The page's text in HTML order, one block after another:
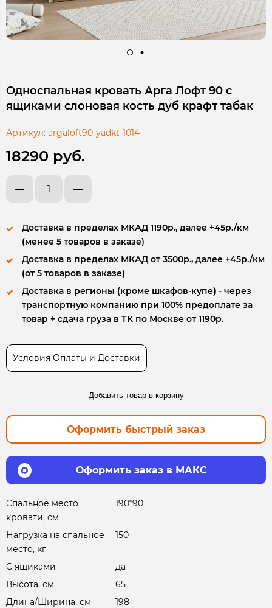
Односпальная кровать Арга Лофт 90 с
ящиками слоновая кость дуб крафт табак
Артикул: argaloft90-yadkt-1014
18290 руб.
Доставка в пределах МКАД 1190р., далее +45р./км
(менее 5 товаров в заказе)
Доставка в пределах МКАД от 3500р., далее +45р./км
(от 5 товаров в заказе)
Доставка в регионы (кроме шкафов-купе) - через
транспортную компанию при 100% предоплате за
товар + сдача груза в ТК по Москве от 1190р.
Условия Оплаты и Доставки
Добавить товар в корзину
Оформить быстрый заказ
Оформить заказ в МАКС
Спальное место
кровати, см
190*90
Нагрузка на спальное
место, кг
150
С ящиками
да
Высота, см
65
Длина/Ширина, см
198